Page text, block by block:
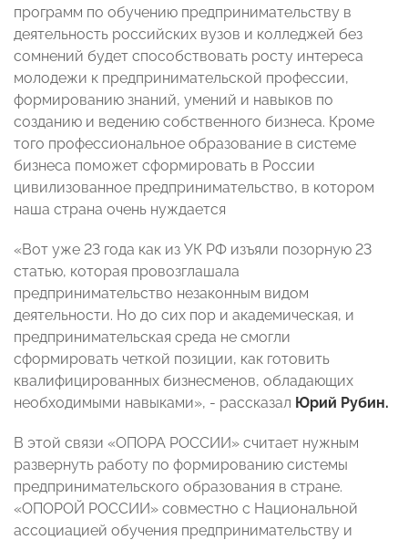
программ по обучению предпринимательству в
деятельность российских вузов и колледжей без
сомнений будет способствовать росту интереса
молодежи к предпринимательской профессии,
формированию знаний, умений и навыков по
созданию и ведению собственного бизнеса. Кроме
того профессиональное образование в системе
бизнеса поможет сформировать в России
цивилизованное предпринимательство, в котором
наша страна очень нуждается
«Вот уже 23 года как из УК РФ изъяли позорную 23
статью, которая провозглашала
предпринимательство незаконным видом
деятельности. Но до сих пор и академическая, и
предпринимательская среда не смогли
сформировать четкой позиции, как готовить
квалифицированных бизнесменов, обладающих
необходимыми навыками», - рассказал Юрий Рубин.
В этой связи «ОПОРА РОССИИ» считает нужным
развернуть работу по формированию системы
предпринимательского образования в стране.
«ОПОРОЙ РОССИИ» совместно с Национальной
ассоциацией обучения предпринимательству и